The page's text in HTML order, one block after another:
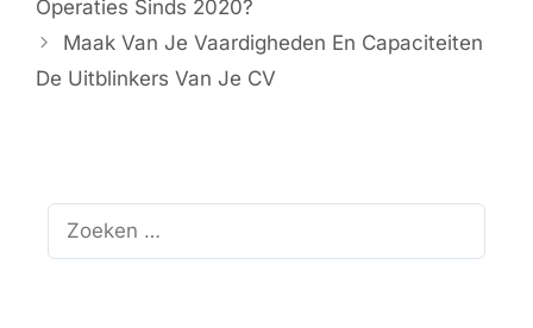
Operaties Sinds 2020?
Maak Van Je Vaardigheden En Capaciteiten
De Uitblinkers Van Je CV
naar: